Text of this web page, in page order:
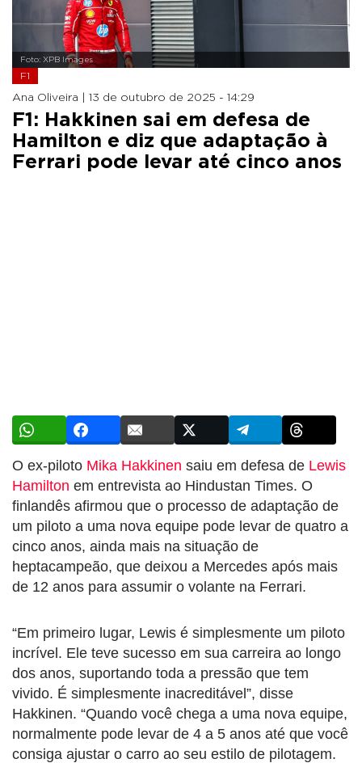
Foto: XPB Images
F1
Ana Oliveira | 13 de outubro de 2025 - 14:29
F1: Hakkinen sai em defesa de
Hamilton e diz que adaptação à
Ferrari pode levar até cinco anos
O ex-piloto Mika Hakkinen saiu em defesa de Lewis
Hamilton em entrevista ao Hindustan Times. O
finlandês afirmou que o processo de adaptação de
um piloto a uma nova equipe pode levar de quatro a
cinco anos, ainda mais na situação de
heptacampeão, que deixou a Mercedes após mais
de 12 anos para assumir o volante na Ferrari.
“Em primeiro lugar, Lewis é simplesmente um piloto
incrível. Ele teve sucesso em sua carreira ao longo
dos anos, suportando toda a pressão que tem
vivido. É simplesmente inacreditável”, disse
Hakkinen. “Quando você chega a uma nova equipe,
normalmente pode levar de 4 a 5 anos até que você
consiga ajustar o carro ao seu estilo de pilotagem.